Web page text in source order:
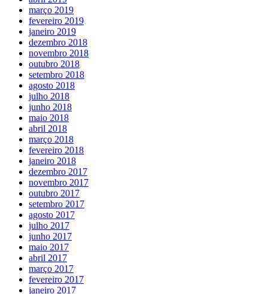
março 2019
fevereiro 2019
janeiro 2019
dezembro 2018
novembro 2018
outubro 2018
setembro 2018
agosto 2018
julho 2018
junho 2018
maio 2018
abril 2018
março 2018
fevereiro 2018
janeiro 2018
dezembro 2017
novembro 2017
outubro 2017
setembro 2017
agosto 2017
julho 2017
junho 2017
maio 2017
abril 2017
março 2017
fevereiro 2017
janeiro 2017